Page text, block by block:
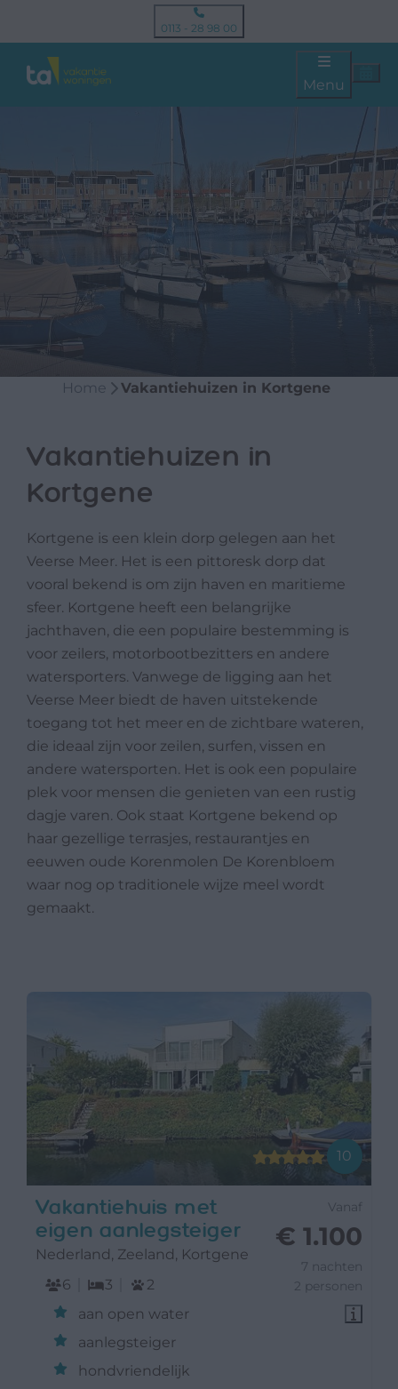
0113 - 28 98 00
Menu
Home Vakantiehuizen in Kortgene
Vakantiehuizen in
Kortgene
Kortgene is een klein dorp gelegen aan het
Veerse Meer. Het is een pittoresk dorp dat
vooral bekend is om zijn haven en maritieme
sfeer. Kortgene heeft een belangrijke
jachthaven, die een populaire bestemming is
voor zeilers, motorbootbezitters en andere
watersporters. Vanwege de ligging aan het
Veerse Meer biedt de haven uitstekende
toegang tot het meer en de zichtbare wateren,
die ideaal zijn voor zeilen, surfen, vissen en
andere watersporten. Het is ook een populaire
plek voor mensen die genieten van een rustig
dagje varen. Ook staat Kortgene bekend op
haar gezellige terrasjes, restaurantjes en
eeuwen oude Korenmolen De Korenbloem
waar nog op traditionele wijze meel wordt
gemaakt.
10
Vanaf
€ 1.100
7 nachten
2 personen
Vakantiehuis met
eigen aanlegsteiger
Nederland, Zeeland, Kortgene
6
3
2
aan open water
aanlegsteiger
hondvriendelijk